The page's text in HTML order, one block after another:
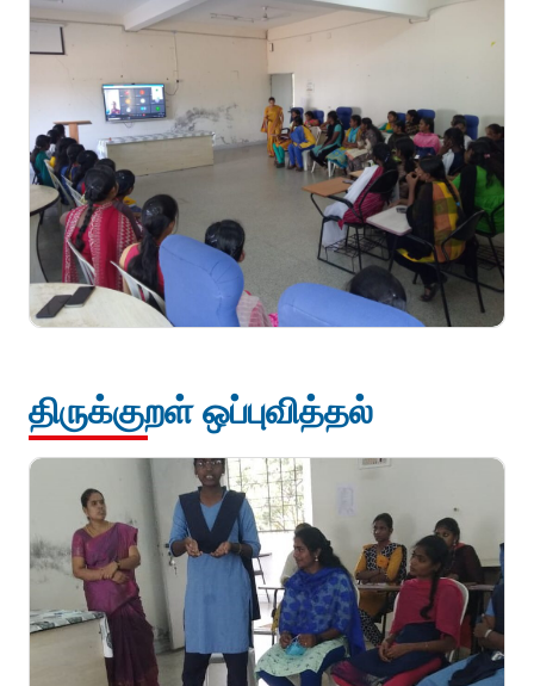
திருக்குறள் ஒப்புவித்தல்